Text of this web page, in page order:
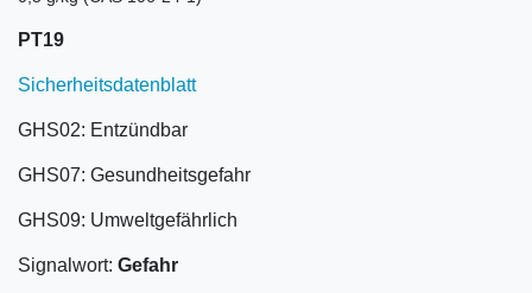
PT19
Sicherheitsdatenblatt
GHS02: Entzündbar
GHS07: Gesundheitsgefahr
GHS09: Umweltgefährlich
Signalwort: Gefahr